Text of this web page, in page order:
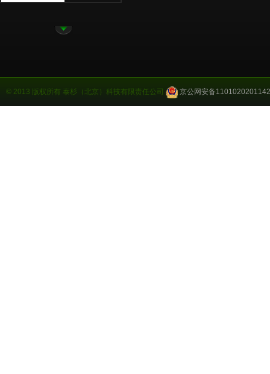
拼多多旗舰店
© 2013 版权所有 泰杉（北京）科技有限责任公司 京公网安备